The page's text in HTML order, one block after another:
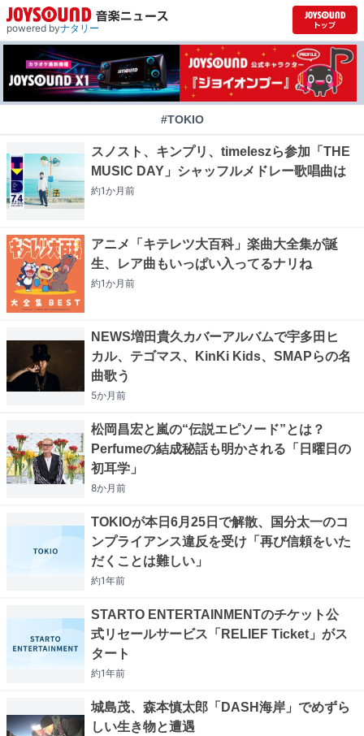
powered byナタリー
#TOKIO
スノスト、キンプリ、timeleszら参加「THE
MUSIC DAY」シャッフルメドレー歌唱曲は
約1か月前
アニメ「キテレツ大百科」楽曲大全集が誕
生、レア曲もいっぱい入ってるナリね
約1か月前
NEWS増田貴久カバーアルバムで宇多田ヒ
カル、テゴマス、KinKi Kids、SMAPらの名
曲歌う
5か月前
松岡昌宏と嵐の“伝説エピソード”とは？
Perfumeの結成秘話も明かされる「日曜日の
初耳学」
8か月前
TOKIOが本日6月25日で解散、国分太一のコ
ンプライアンス違反を受け「再び信頼をいた
だくことは難しい」
約1年前
STARTO ENTERTAINMENTのチケット公
式リセールサービス「RELIEF Ticket」がス
タート
約1年前
城島茂、森本慎太郎「DASH海岸」でめずら
しい生き物と遭遇